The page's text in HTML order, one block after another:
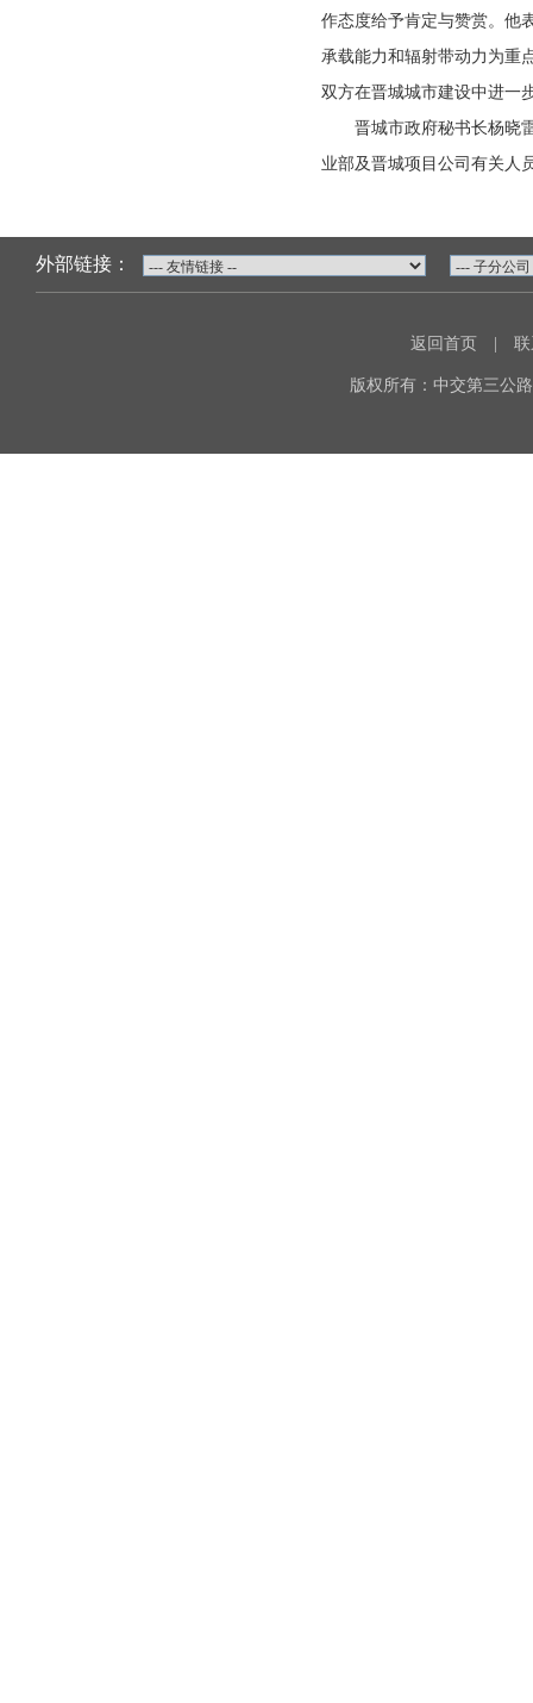
作态度给予肯定与赞赏。他
承载能力和辐射带动力为重
双方在晋城城市建设中进一
晋城市政府秘书长杨晓雷
业部及晋城项目公司有关人
外部链接：
返回首页
版权所有：中交第三